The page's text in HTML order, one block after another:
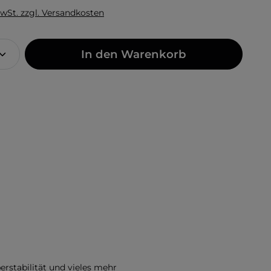
zzgl. Versandkosten
In den Warenkorb
und vieles mehr